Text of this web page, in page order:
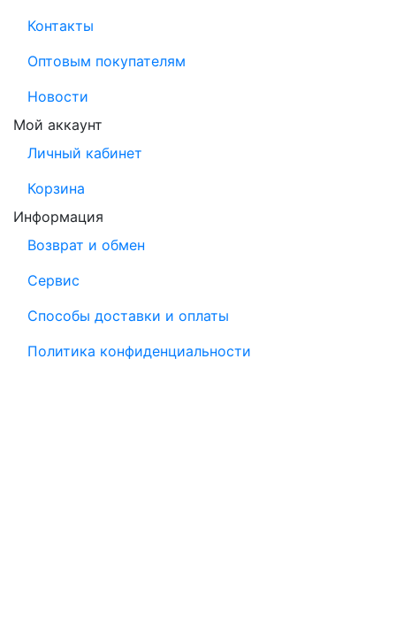
Контакты
Оптовым покупателям
Новости
Мой аккаунт
Личный кабинет
Корзина
Информация
Возврат и обмен
Сервис
Способы доставки и оплаты
Политика конфиденциальности